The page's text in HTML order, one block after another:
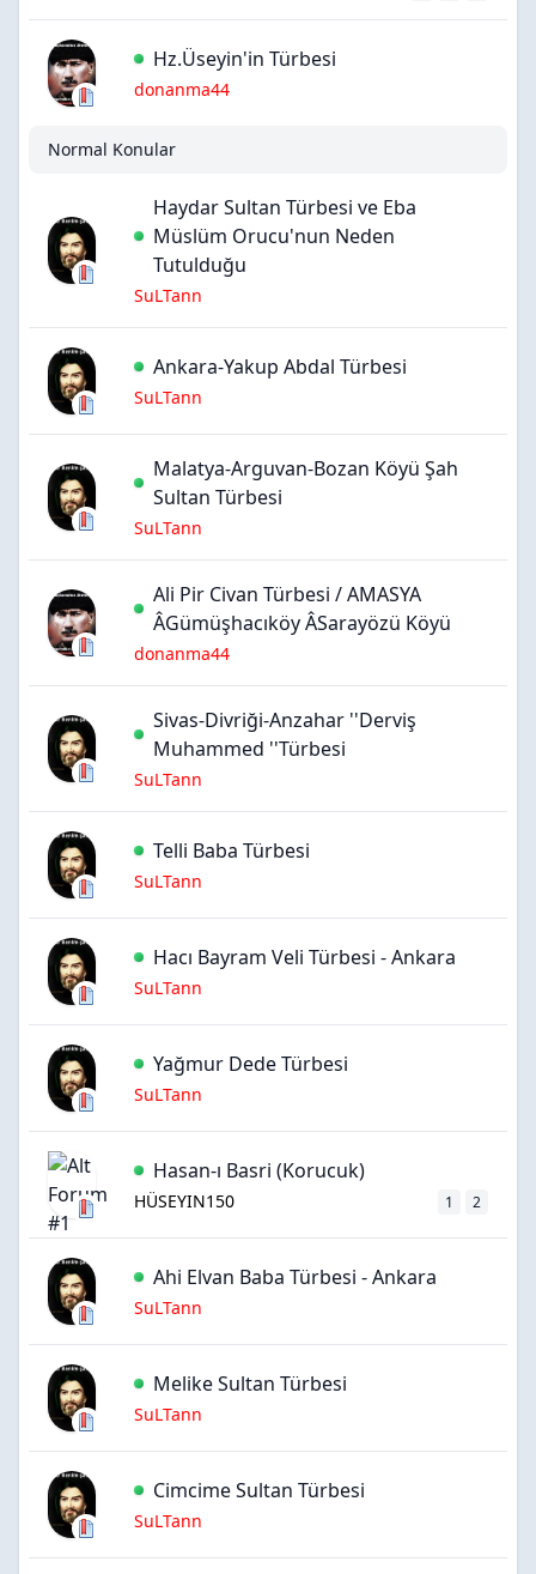
Hz.Üseyin'in Türbesi
donanma44
Normal Konular
Haydar Sultan Türbesi ve Eba
Müslüm Orucu'nun Neden
Tutulduğu
SuLTann
Ankara-Yakup Abdal Türbesi
SuLTann
Malatya-Arguvan-Bozan Köyü Şah
Sultan Türbesi
SuLTann
Ali Pir Civan Türbesi / AMASYA
ÂGümüşhacıköy ÂSarayözü Köyü
donanma44
Sivas-Divriği-Anzahar ''Derviş
Muhammed ''Türbesi
SuLTann
Telli Baba Türbesi
SuLTann
Hacı Bayram Veli Türbesi - Ankara
SuLTann
Yağmur Dede Türbesi
SuLTann
Hasan-ı Basri (Korucuk)
HÜSEYIN150 1 2
Ahi Elvan Baba Türbesi - Ankara
SuLTann
Melike Sultan Türbesi
SuLTann
Cimcime Sultan Türbesi
SuLTann